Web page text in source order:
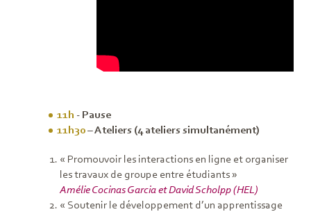
11h - Pause
11h30– Ateliers (4 ateliers simultanément)
« Promouvoir les interactions en ligne et organiser
les travaux de groupe entre étudiants »
Amélie Cocinas Garcia et David Scholpp (HEL)
« Soutenir le développement d’un apprentissage